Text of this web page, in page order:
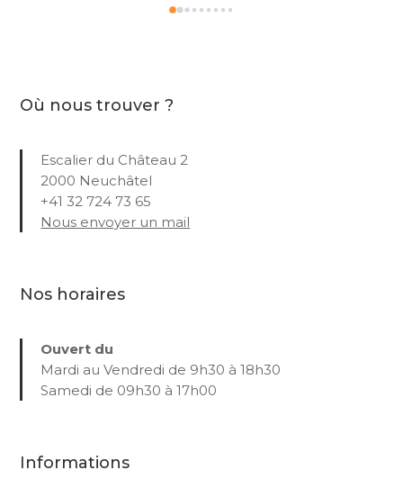
Où nous trouver ?
Escalier du Château 2
2000 Neuchâtel
+41 32 724 73 65
Nous envoyer un mail
Nos horaires
Ouvert du
Mardi au Vendredi de 9h30 à 18h30
Samedi de 09h30 à 17h00
Informations